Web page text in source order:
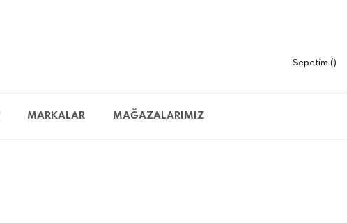
Sepetim
MARKALAR MAĞAZALARIMIZ